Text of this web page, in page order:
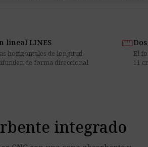
lineal LINES
horizontales de longitud
de forma direccional
straighten
El
11
integrado